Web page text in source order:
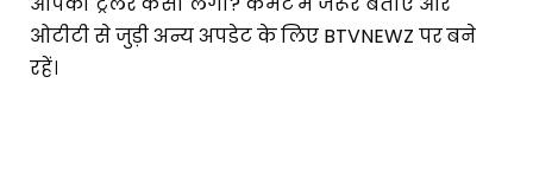
ओटीटी से जुड़ी अन्य अपडेट के लिए BTVNEWZ पर बने
रहें।